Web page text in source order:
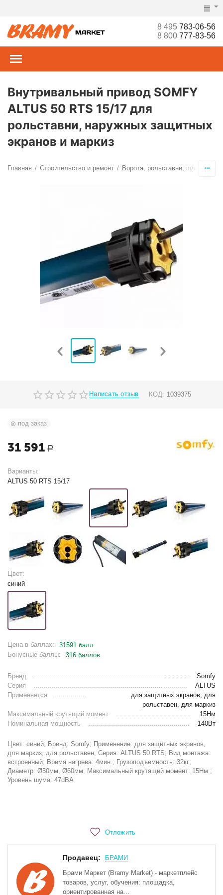
8 495783-06-56
8 800777-83-56
Внутривальный привод SOMFY
ALTUS 50 RTS 15/17 для
рольставни, наружных защитных
экранов и маркиз
Главная / Строительство и ремонт / Ворота, рольставни,
Написать отзыв КОД: 1039375
под заказ
31 591 Р
Варианты:
ALTUS 50 RTS 15/17
Цвет:
синий
Цена в баллах:
31591 балл
Бонусные баллы:
316 баллов
Бренд
Somfy
Серия
ALTUS
Применяется
для защитных экранов, для
рольставен, для маркиз
Максимальный крутящий момент
15Нм
Номинальная мощность
140Вт
Цвет: синий; Бренд: Somfy; Применение: для защитных экранов,
для маркиз, для рольставен; Серия: ALTUS 50 RTS; Вид монтажа:
встроенный; Время нагрева: 4мин.; Грузоподъемность: 32кг;
Диаметр: Ø50мм, Ø60мм; Максимальный крутящий момент: 15Нм ;
Уровень шума: 47dBA
Отложить
Продавец:
БРАМИ
Брами Маркет (Bramy Market) - маркетплейс
товаров, услуг, обучения: площадка,
ориентированная на...